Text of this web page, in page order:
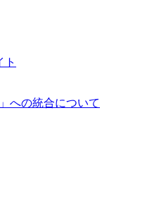
への統合について